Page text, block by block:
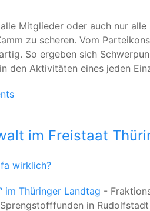
Mitglieder oder auch nur
zu scheren. Vom
So ergeben sich
den Aktivitäten eines jeden
im Freistaat
wirklich?
im Thüringer Landtag -
in